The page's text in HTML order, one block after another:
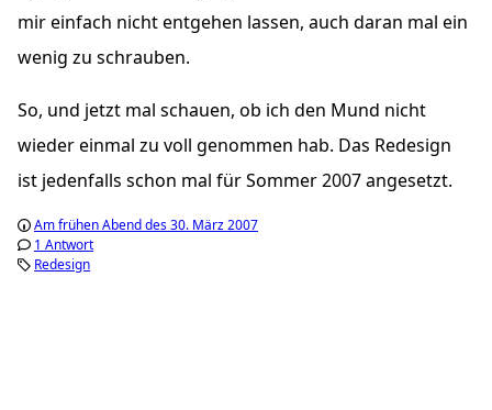
mir einfach nicht entgehen lassen, auch daran mal ein
wenig zu schrauben.
So, und jetzt mal schauen, ob ich den Mund nicht
wieder einmal zu voll genommen hab. Das Redesign
ist jedenfalls schon mal für Sommer 2007 angesetzt.
Am frühen Abend des 30. März 2007
1 Antwort
Redesign